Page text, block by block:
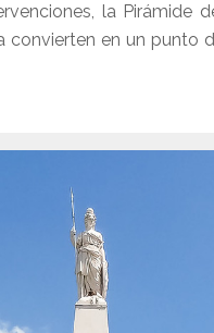
la Pirámide
convierten en un punto